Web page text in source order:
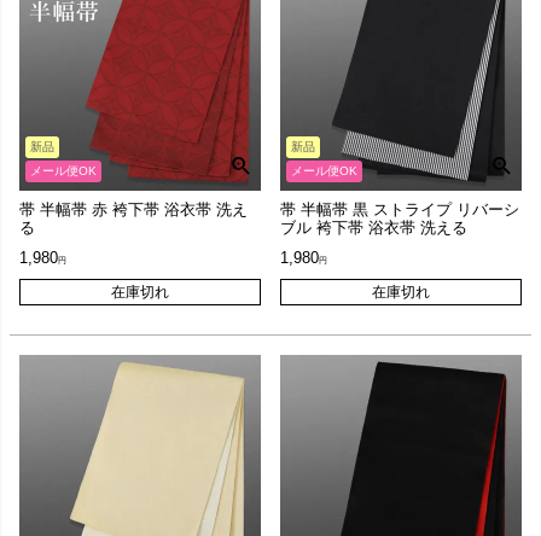
新品
メール便OK
帯 半幅帯 赤 袴下帯 浴衣帯 洗え
る
1,980
在庫切れ
新品
メール便OK
帯 半幅帯 黒 ストライプ リバーシ
ブル 袴下帯 浴衣帯 洗える
1,980
在庫切れ